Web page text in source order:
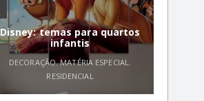
Disney: temas para quartos
infantis
DECORAÇÃO,MATÉRIA ESPECIAL,
RESIDENCIAL